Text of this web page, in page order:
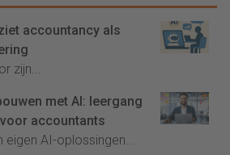
accountancy als
zijn...
met AI: leergang
accountants
AI-oplossingen...